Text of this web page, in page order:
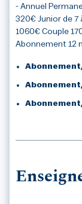
- Annuel
320€ Junior de 7
1060€ Couple
Abonnement 12